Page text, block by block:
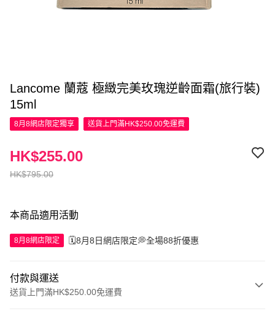
Lancome 蘭蔻 極緻完美玫瑰逆齡面霜(旅行裝)
15ml
8月8網店限定獨享 送貨上門滿HK$250.00免運費
HK$795.00
HK$255.00
本商品適用活動
8月8網店限定 🗓️8月8日網店限定💭全場88折優惠
付款與運送
送貨上門滿HK$250.00免運費